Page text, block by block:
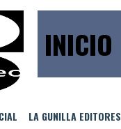
INICIO
LA GUNILLA EDITORES